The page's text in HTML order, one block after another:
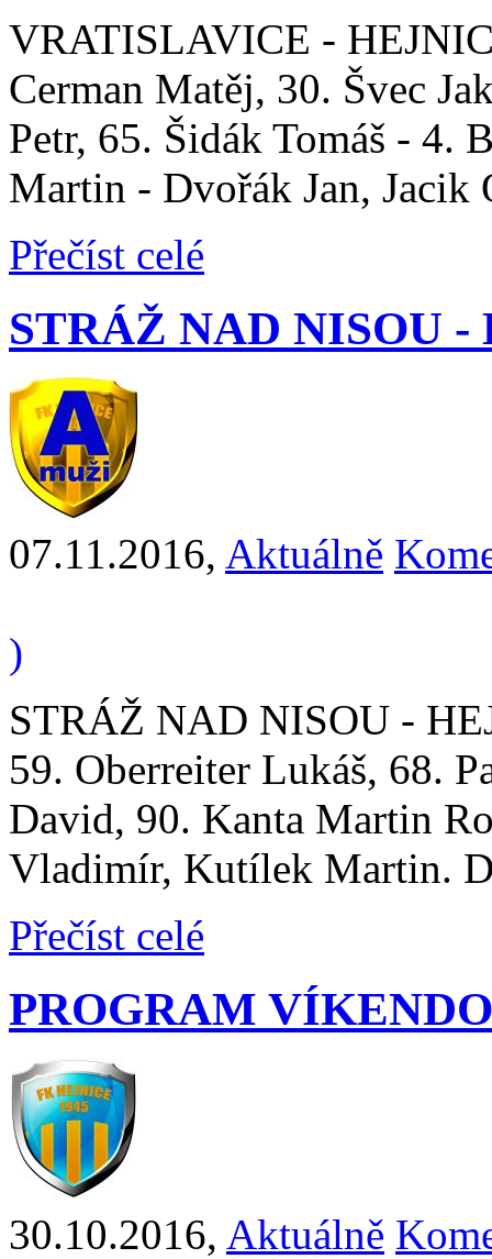
VRATISLAVICE -
Cerman Matěj, 30. Švec
Petr, 65. Šidák Tomáš - 4.
Martin - Dvořák Jan, Jacik
Přečíst celé
STRÁŽ NAD NISOU
07.11.2016, Aktuálně
)
STRÁŽ NAD NISOU -
59. Oberreiter Lukáš, 68.
David, 90. Kanta Martin
Vladimír, Kutílek Martin.
Přečíst celé
PROGRAM
30.10.2016, Aktuálně